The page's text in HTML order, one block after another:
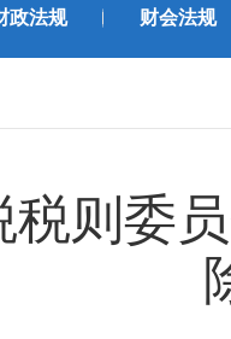
政法规 财会法规
税则委